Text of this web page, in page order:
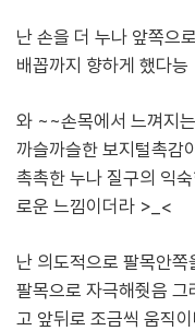
난 손을 더 누나 앞쪽으
배꼽까지 향하게 했다능
와 ~~손목에서 느껴지
까슬까슬한 보지털촉감
촉촉한 누나 질구의 익
로운 느낌이더라 >_<
난 의도적으로 팔목안
팔목으로 자극해줫음 그
고 앞뒤로 조금씩 움직